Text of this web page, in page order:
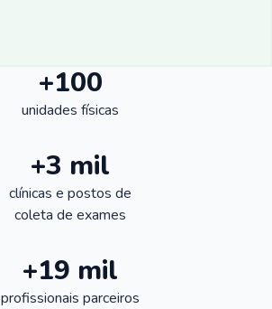
+100
unidades físicas
+3 mil
clínicas e postos de
coleta de exames
+19 mil
profissionais parceiros